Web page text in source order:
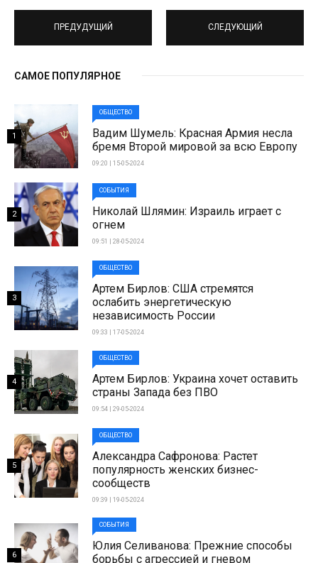
ПРЕДУДУЩИЙ СЛЕДУЮЩИЙ
САМОЕ ПОПУЛЯРНОЕ
ОБЩЕСТВО
Вадим Шумель: Красная Армия несла
бремя Второй мировой за всю Европу
09:20 | 15-05-2024
1
СОБЫТИЯ
Николай Шлямин: Израиль играет с
огнем
09:51 | 28-05-2024
2
ОБЩЕСТВО
Артем Бирлов: США стремятся
ослабить энергетическую
независимость России
09:33 | 17-05-2024
3
ОБЩЕСТВО
Артем Бирлов: Украина хочет оставить
страны Запада без ПВО
09:54 | 29-05-2024
4
ОБЩЕСТВО
Александра Сафронова: Растет
популярность женских бизнес-
сообществ
09:39 | 19-05-2024
5
СОБЫТИЯ
Юлия Селиванова: Прежние способы
борьбы с агрессией и гневом
6